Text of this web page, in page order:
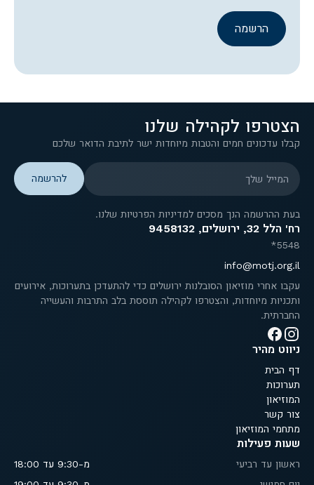
הרשמה
ניווט מהיר
דף הבית
תערוכות
המוזיאון
צור קשר
מתחמי המוזיאון
שעות פעילות
ראשון עד רביעי
מ-9:30 עד 18:00
רח' הלל 32, ירושלים, 9458132
5548*
info@motj.org.il
עקבו אחרי מוזיאון הסובלנות ירושלים כדי להתעדכן בתערוכות, אירועים
ותכניות מיוחדות, והצטרפו לקהילה תוססת בלב התרבות והעשייה
החברתית.
הצטרפו לקהילה שלנו
קבלו עדכונים חמים והטבות מיוחדות ישר לתיבת הדואר שלכם
המייל שלך
בעת ההרשמה הנך מסכים למדיניות הפרטיות שלנו.